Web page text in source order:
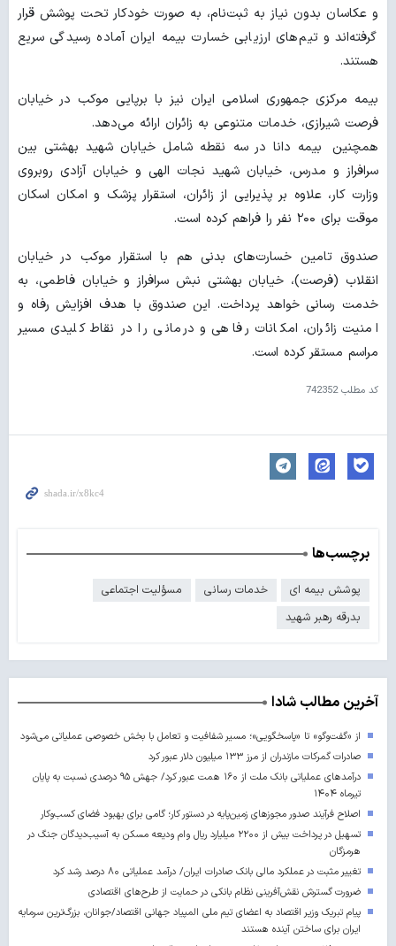
و عکاسان بدون نیاز به ثبت‌نام، به صورت خودکار تحت پوشش قرار
گرفته‌اند و تیم‌های ارزیابی خسارت بیمه ایران آماده رسیدگی سریع
هستند.
بیمه مرکزی جمهوری اسلامی ایران نیز با برپایی موکب در خیابان
فرصت شیرازی، خدمات متنوعی به زائران ارائه می‌دهد.
همچنین بیمه دانا در سه نقطه شامل خیابان شهید بهشتی بین
سرافراز و مدرس، خیابان شهید نجات الهی و خیابان آزادی روبروی
وزارت کار، علاوه بر پذیرایی از زائران، استقرار پزشک و امکان اسکان
موقت برای ۲۰۰ نفر را فراهم کرده است.
صندوق تامین خسارت‌های بدنی هم با استقرار موکب در خیابان
انقلاب (فرصت)، خیابان بهشتی نبش سرافراز و خیابان فاطمی، به
خدمت رسانی خواهد پرداخت. این صندوق با هدف افزایش رفاه و
امنیت زائران، امکانات رفاهی و درمانی را در نقاط کلیدی مسیر
مراسم مستقر کرده است.
کد مطلب742352
برچسب‌ها
پوشش بیمه ای خدمات رسانی
مسؤلیت اجتماعی
بدرقه رهبر شهید
آخرین مطالب شادا
از «گفت‌وگو» تا «پاسخگویی»؛ مسیر شفافیت و تعامل با بخش خصوصی عملیاتی می‌شود
صادرات گمرکات مازندران از مرز ۱۳۳ میلیون دلار عبور کرد
درآمدهای عملیاتی بانک ملت از ۱۶۰ همت عبور کرد/ جهش ۹۵ درصدی نسبت به پایان
تیرماه ۱۴۰۴
اصلاح فرآیند صدور مجوزهای زمین‌پایه در دستور کار؛ گامی برای بهبود فضای کسب‌وکار
تسهیل در پرداخت بیش از ۲۲۰۰ میلیارد ریال وام ودیعه مسکن به آسیب‌دیدگان جنگ در
هرمزگان
تغییر مثبت در عملکرد مالی بانک صادرات ایران/ درآمد عملیاتی ۸۰ درصد رشد کرد
ضرورت گسترش نقش‌آفرینی نظام بانکی در حمایت از طرح‌های اقتصادی
پیام تبریک وزیر اقتصاد به اعضای تیم ملی المپیاد جهانی اقتصاد/جوانان، بزرگ‌ترین سرمایه
ایران برای ساختن آینده‌ هستند